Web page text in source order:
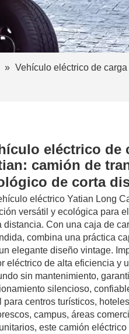
» Vehículo eléctrico de
eléctrico de
camión de
de corta
eléctrico Yatian Long
versátil y ecológica para
distancia. Con una caja de
combina una práctica
elegante diseño vintage.
eléctrico de alta eficiencia y
sin mantenimiento,
silencioso,
para centros turísticos,
campus, áreas
este camión